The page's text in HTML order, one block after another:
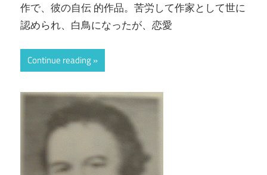
作で、彼の自伝 的作品。苦労して作家として世に
認められ、白鳥になったが、恋愛
Continue reading